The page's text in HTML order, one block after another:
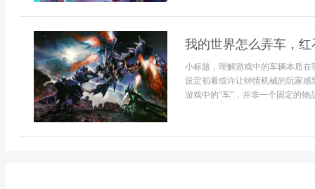
我的世界怎么弄车，
小标题，理解游戏中的车辆本质
设定初看或许让钟情机械的玩家
游戏中的“车”，并非一个固定的